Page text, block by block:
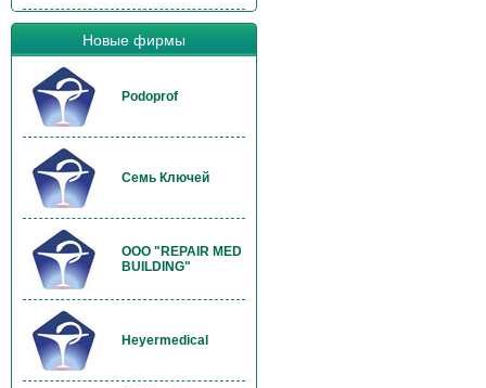
Новые фирмы
Podoprof
Семь Ключей
OOO "REPAIR MED
BUILDING"
Heyermedical